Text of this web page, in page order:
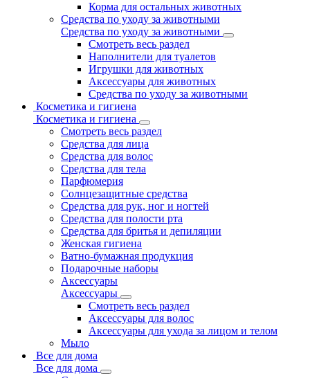
Корма для остальных животных
Средства по уходу за животными
Средства по уходу за животными
Смотреть весь раздел
Наполнители для туалетов
Игрушки для животных
Аксессуары для животных
Средства по уходу за животными
Косметика и гигиена
Косметика и гигиена
Смотреть весь раздел
Средства для лица
Средства для волос
Средства для тела
Парфюмерия
Солнцезащитные средства
Средства для рук, ног и ногтей
Средства для полости рта
Средства для бритья и депиляции
Женская гигиена
Ватно-бумажная продукция
Подарочные наборы
Аксессуары
Аксессуары
Смотреть весь раздел
Аксессуары для волос
Аксессуары для ухода за лицом и телом
Мыло
Все для дома
Все для дома